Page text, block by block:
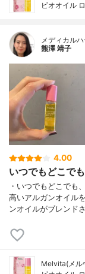
ビオオイル
メディカル
熊澤 靖子
4.00
いつでもどこで
・いつでもどこでも
高いアルガンオイル
ンオイルがブレンド
Melvita(メル